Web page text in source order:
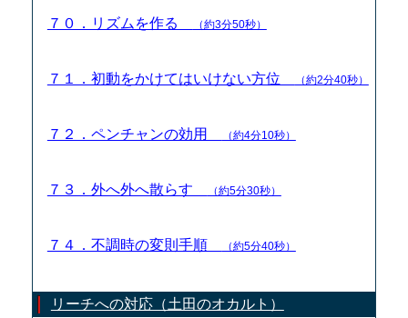
７０．リズムを作る （約3分50秒）
７１．初動をかけてはいけない方位 （約2分40秒）
７２．ペンチャンの効用 （約4分10秒）
７３．外へ外へ散らす （約5分30秒）
７４．不調時の変則手順 （約5分40秒）
リーチへの対応（土田のオカルト）